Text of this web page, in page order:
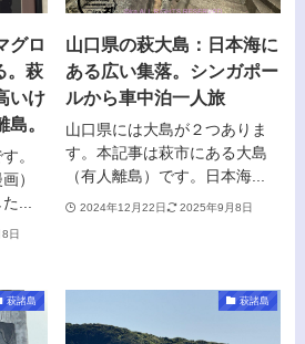
グロ
。萩
いけ
。
。
）
...
日
山口県の萩大島：日本海に
ある広い集落。シンガポー
ルから車中泊一人旅
山口県には大島が２つありま
す。本記事は萩市にある大島
（有人離島）です。日本海...
2024年12月22日 2025年9月8日
萩諸島 萩諸島